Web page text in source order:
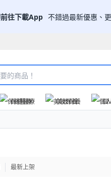
往下載App 不錯過最新優惠、
保健醫療 美妝保養 個
最新上架